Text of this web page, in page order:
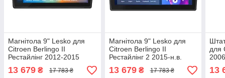
Магнітола 9" Lesko для
Citroen Berlingo II
Рестайлінг 2012-2015
4/64Gb CarPlay 4G Wi-Fi
GPS Prime 6шт
13 679 ₴ 17 783 ₴
Магнітола 9" Lesko для
Citroen Berlingo II
Рестайлінг 2 2015-н.в.
4/64Gb CarPlay 4G Wi-Fi
GPS Prime 6шт
13 679₴ 17 783 ₴
для
13